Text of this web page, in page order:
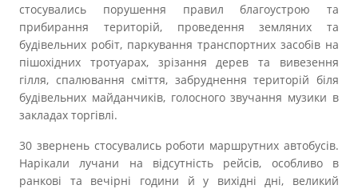
стосувались порушення правил благоустрою та
прибирання територій, проведення земляних та
будівельних робіт, паркування транспортних засобів на
пішохідних тротуарах, зрізання дерев та вивезення
гілля, спалювання сміття, забруднення територій біля
будівельних майданчиків, голосного звучання музики в
закладах торгівлі.
30 звернень стосувались роботи маршрутних автобусів.
Нарікали лучани на відсутність рейсів, особливо в
ранкові та вечірні години й у вихідні дні, великий